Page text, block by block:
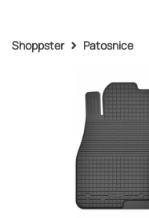
Shoppster Patosnice